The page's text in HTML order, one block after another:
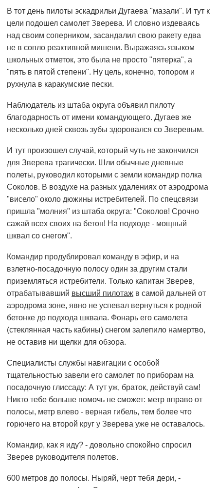
В тот день пилоты эскадрильи Дугаева "мазали". И тут к
цели подошел самолет Зверева. И словно издеваясь
над своим соперником, засандалил свою ракету едва
не в сопло реактивной мишени. Выражаясь языком
школьных отметок, это была не просто "пятерка", а
"пять в пятой степени". Ну цель, конечно, топором и
рухнула в каракумские пески.
Наблюдатель из штаба округа объявил пилоту
благодарность от имени командующего. Дугаев же
несколько дней сквозь зубы здоровался со Зверевым.
И тут произошел случай, который чуть не закончился
для Зверева трагически. Шли обычные дневные
полеты, руководил которыми с земли командир полка
Соколов. В воздухе на разных удалениях от аэродрома
"висело" около дюжины истребителей. По спецсвязи
пришла "молния" из штаба округа: "Соколов! Срочно
сажай всех своих на бетон! На подходе - мощный
шквал со снегом".
Командир продублировал команду в эфир, и на
взлетно-посадочную полосу один за другим стали
приземляться истребители. Только капитан Зверев,
отрабатывавший высший пилотаж в самой дальней от
аэродрома зоне, явно не успевал вернуться к родной
бетонке до подхода шквала. Фонарь его самолета
(стеклянная часть кабины) снегом залепило намертво,
не оставив ни щелки для обзора.
Специалисты службы навигации с особой
тщательностью завели его самолет по приборам на
посадочную глиссаду: А тут уж, браток, действуй сам!
Никто тебе больше помочь не сможет: метр вправо от
полосы, метр влево - верная гибель, тем более что
горючего на второй круг у Зверева уже не оставалось.
Командир, как я иду? - довольно спокойно спросил
Зверев руководителя полетов.
600 метров до полосы. Ныряй, черт тебя дери, -